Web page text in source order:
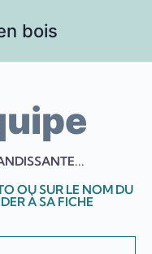
bois
OU SUR LE NOM DU
À SA FICHE